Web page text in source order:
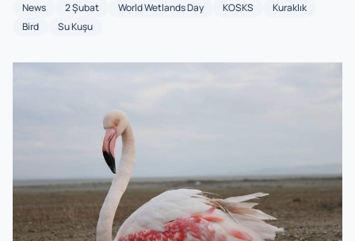
News 2 Şubat World Wetlands Day KOSKS
Kuraklık
Bird
Su Kuşu